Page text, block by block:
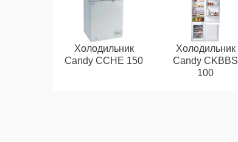
Холодильник
Candy CCHE 150
Холодильник
Candy CKBBS
100